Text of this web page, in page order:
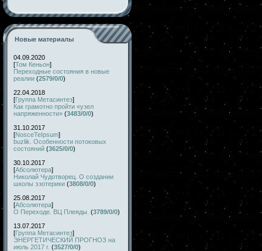
Новые материалы
04.09.2020
[Том Кеньон]
Переходные состояния в новые
реалии (2579/0/0)
22.04.2018
[Группа Метасинтез]
Как грамотно пройти «узел
напряженности» (3483/0/0)
31.10.2017
[NosceTeIpsum]
buzlik. Особенности потоковых
состояний (3625/0/0)
30.10.2017
[Абсолютера]
Николай Чудотворец. О создании
школы эзотерики (3808/0/0)
25.08.2017
[Абсолютера]
О Переходе. ВЦ Плеяды. (3789/0/0)
13.07.2017
[Группа Метасинтез]
ЭНЕРГЕТИЧЕСКИЙ ПРОГНОЗ на
июль 2017 г. (3527/0/0)